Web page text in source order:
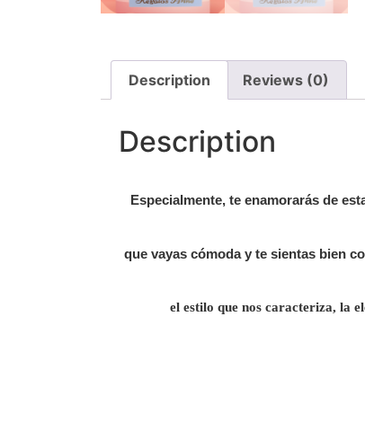
Description Reviews (0)
Description
Especialmente, te enamorarás de
que vayas cómoda y te sientas bien
el estilo que nos caracteriza, la